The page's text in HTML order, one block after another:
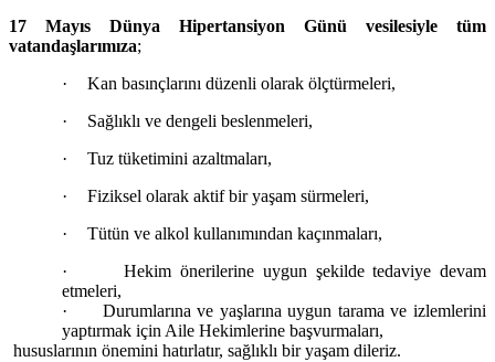
17 Mayıs Dünya Hipertansiyon Günü vesilesiyle tüm
vatandaşlarımıza;
·
Kan basınçlarını düzenli olarak ölçtürmeleri,
·
Sağlıklı ve dengeli beslenmeleri,
·
Tuz tüketimini azaltmaları,
·
Fiziksel olarak aktif bir yaşam sürmeleri,
·
Tütün ve alkol kullanımından kaçınmaları,
·
Hekim önerilerine uygun şekilde tedaviye devam
etmeleri,
·
Durumlarına ve yaşlarına uygun tarama ve izlemlerini
yaptırmak için Aile Hekimlerine başvurmaları,
hususlarının önemini hatırlatır, sağlıklı bir yaşam dileriz.